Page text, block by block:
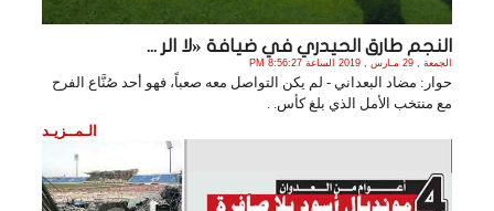
النجم طارق الحيدري في ضيافة «لا الر ...
الجمعة , 29 مـارس , 2019 الساعة 8:56:27 PM
حوار: مضاد البعداني - لم يكن التواصل معه صعباً، فهو أحد صُنَّاع الفرح
مع منتخب الأمل الذي بلغ كأس. .
الـمــزيـد